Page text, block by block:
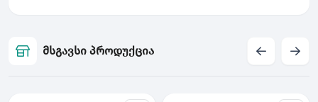
მსგავსი პროდუქცია